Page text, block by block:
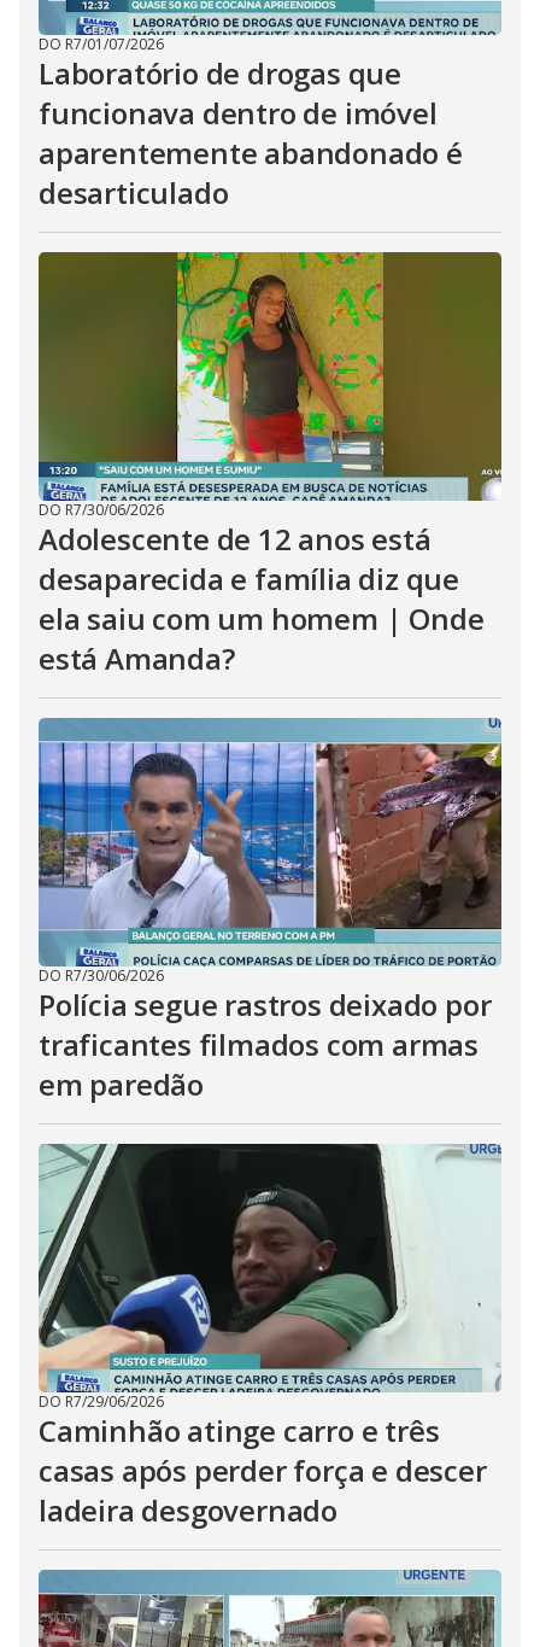
DO R7/01/07/2026
Laboratório de drogas que
funcionava dentro de imóvel
aparentemente abandonado é
desarticulado
DO R7/30/06/2026
Adolescente de 12 anos está
desaparecida e família diz que
ela saiu com um homem | Onde
está Amanda?
DO R7/30/06/2026
Polícia segue rastros deixado por
traficantes filmados com armas
em paredão
DO R7/29/06/2026
Caminhão atinge carro e três
casas após perder força e descer
ladeira desgovernado